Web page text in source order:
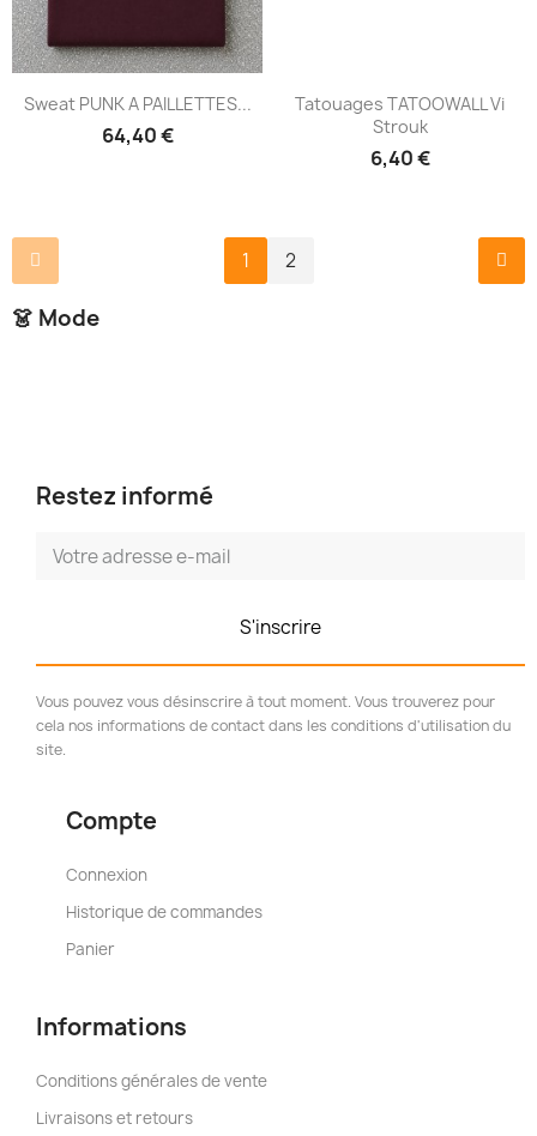
👗 Mode
Sweat PUNK A PAILLETTES...
64,40 €
Tatouages TATOOWALL Vi
Strouk
6,40 €
1 2
Restez informé
S'inscrire
Vous pouvez vous désinscrire à tout moment. Vous trouverez pour
cela nos informations de contact dans les conditions d'utilisation du
site.
Compte
Connexion
Historique de commandes
Panier
Informations
Conditions générales de vente
Livraisons et retours